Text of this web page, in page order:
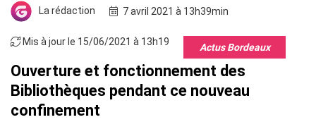
La rédaction 7 avril 2021 à 13h39min
Mis à jour le 15/06/2021 à 13h19 Actus Bordeaux
Ouverture et fonctionnement des
Bibliothèques pendant ce nouveau
confinement